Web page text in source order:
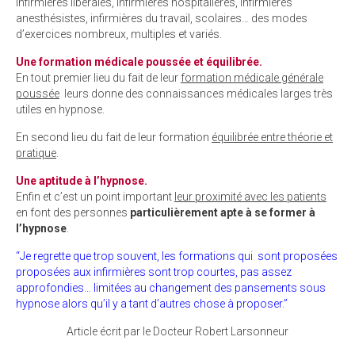
Infirmières libérales, infirmières hospitalières, infirmières
anesthésistes, infirmières du travail, scolaires… des modes
d’exercices nombreux, multiples et variés.
Une formation médicale poussée et équilibrée.
En tout premier lieu du fait de leur formation médicale générale
poussée leurs donne des connaissances médicales larges très
utiles en hypnose.
En second lieu du fait de leur formation équilibrée entre théorie et
pratique.
Une aptitude à l’hypnose.
Enfin et c’est un point important leur proximité avec les patients
en font des personnes particulièrement apte à se former à
l’hypnose.
“Je regrette que trop souvent, les formations qui sont proposées
proposées aux infirmières sont trop courtes, pas assez
approfondies… limitées au changement des pansements sous
hypnose alors qu’il y a tant d’autres chose à proposer.”
Article écrit par le Docteur Robert Larsonneur